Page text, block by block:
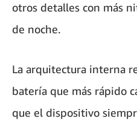
otros detalles con más
de noche.
La arquitectura interna
batería que más rápido
que el dispositivo